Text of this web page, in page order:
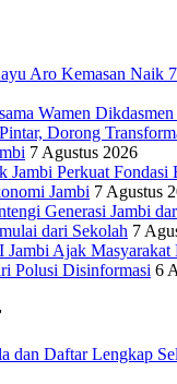
Aro Kemasan Naik 7
Wamen
Dorong
7 Agustus 2026
Jambi Perkuat Fondasi
Jambi 7 Agustus
Generasi Jambi
dari Sekolah 7
Ajak Masyarakat
Polusi Disinformasi 6